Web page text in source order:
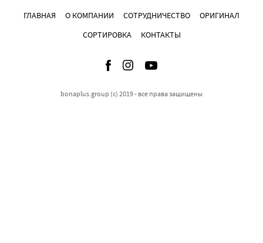
ГЛАВНАЯ О КОМПАНИИ СОТРУДНИЧЕСТВО
ОРИГИНАЛ
СОРТИРОВКА
КОНТАКТЫ
bonaplus.group (c) 2019 - все права защищены